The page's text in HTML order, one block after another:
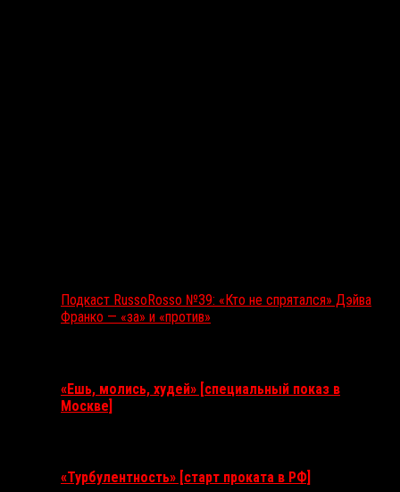
Подкаст RussoRosso №39: «Кто не спрятался» Дэйва
Франко — «за» и «против»
«Ешь, молись, худей» [специальный показ в
Москве]
«Турбулентность» [старт проката в РФ]